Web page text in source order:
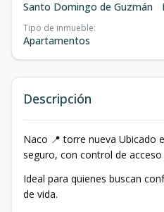
Santo Domingo de Guzmán
Tipo de inmueble:
Apartamentos
Descripción
Naco 📍 torre nueva Ubicado
seguro, con control de
Ideal para quienes buscan
de vida.